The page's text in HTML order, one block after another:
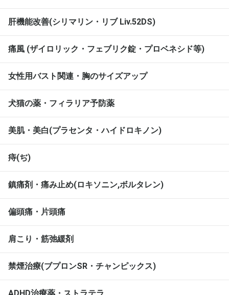
肝機能改善(シリマリン・リブ Liv.52DS)
痛風 (ザイロリック・フェブリク錠・プロベネシド等)
女性用バスト関連・胸のサイズアップ
犬猫の薬・フィラリア予防薬
美肌・美白(プラセンタ・ハイドロキノン)
痔(ぢ)
鎮痛剤・痛み止め(ロキソニン,ボルタレン)
偏頭痛・片頭痛
肩こり・筋弛緩剤
禁煙治療(ブプロンSR・チャンピックス)